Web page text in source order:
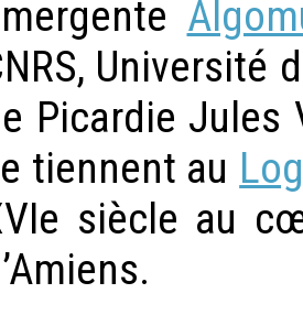
Université
Picardie Jules
tiennent au
siècle au